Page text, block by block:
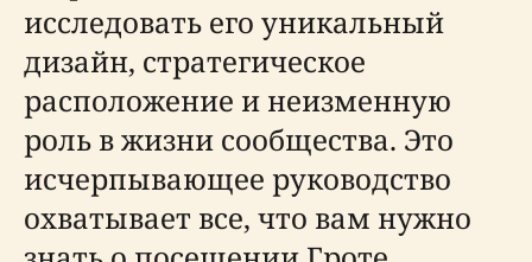
исследовать его уникальный
дизайн, стратегическое
расположение и неизменную
роль в жизни сообщества. Это
исчерпывающее руководство
охватывает все, что вам нужно